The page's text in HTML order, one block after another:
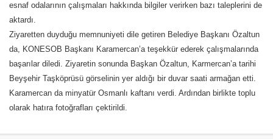
esnaf odalarının çalışmaları hakkında bilgiler verirken bazı taleplerini de
aktardı.
Ziyaretten duyduğu memnuniyeti dile getiren Belediye Başkanı Özaltun
da, KONESOB Başkanı Karamercan’a teşekkür ederek çalışmalarında
başarılar diledi. Ziyaretin sonunda Başkan Özaltun, Karmercan’a tarihi
Beyşehir Taşköprüsü görselinin yer aldığı bir duvar saati armağan etti.
Karamercan da minyatür Osmanlı kaftanı verdi. Ardından birlikte toplu
olarak hatıra fotoğrafları çektirildi.